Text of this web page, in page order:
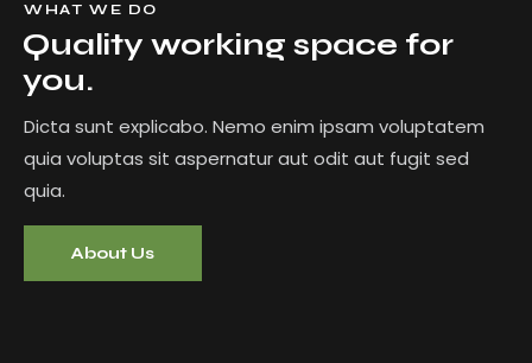
WHAT WE DO
Quality working space for
you.
Dicta sunt explicabo. Nemo enim ipsam voluptatem
quia voluptas sit aspernatur aut odit aut fugit sed
quia.
About Us